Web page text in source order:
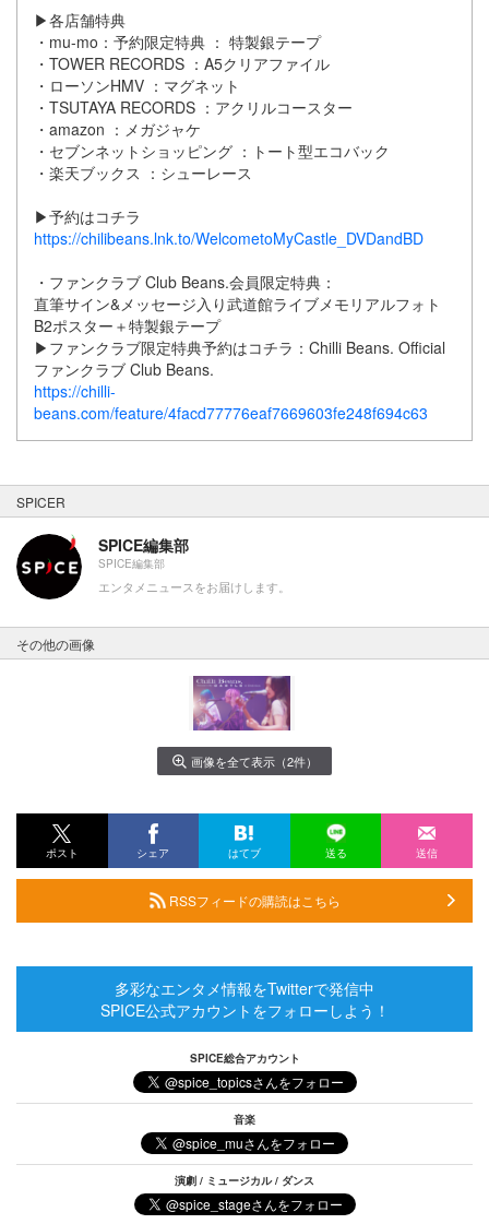
▶各店舗特典
・mu-mo：予約限定特典 ： 特製銀テープ
・TOWER RECORDS ：A5クリアファイル
・ローソンHMV ：マグネット
・TSUTAYA RECORDS ：アクリルコースター
・amazon ：メガジャケ
・セブンネットショッピング ：トート型エコバック
・楽天ブックス ：シューレース
▶予約はコチラ
https://chilibeans.lnk.to/WelcometoMyCastle_DVDandBD
・ファンクラブ Club Beans.会員限定特典：
直筆サイン&メッセージ入り武道館ライブメモリアルフォト
B2ポスター＋特製銀テープ
▶ファンクラブ限定特典予約はコチラ：Chilli Beans. Official
ファンクラブ Club Beans.
https://chilli-
beans.com/feature/4facd77776eaf7669603fe248f694c63
SPICER
SPICE編集部
SPICE編集部
エンタメニュースをお届けします。
その他の画像
画像を全て表示（2件）
ポスト シェア はてブ 送る 送信
RSSフィードの購読はこちら
多彩なエンタメ情報をTwitterで発信中
SPICE公式アカウントをフォローしよう！
SPICE総合アカウント
音楽
演劇 / ミュージカル / ダンス